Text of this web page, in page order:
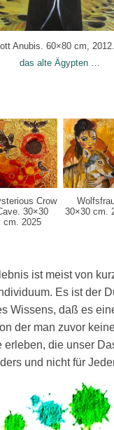
Anubis. 60×80 cm, 2012.
das alte Ägypten …
Crow
30×30
cm. 2025
30×30 cm.
ist meist von
Es ist der
Wissens, daß es
der man zuvor
erleben, die unser
und nicht für